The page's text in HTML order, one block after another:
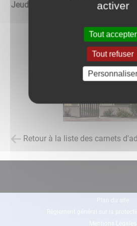
Jeudi de 13h à 16h30
Retour à la liste des carnets
Règlement général sur la
activer
Tout accepter
Tout refuser